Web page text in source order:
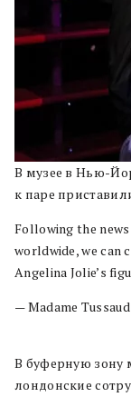
В музее в Нью-
к паре
Following the
worldwide, we can
Angelina Jolie’s
— Madame
В буферную
лондонские